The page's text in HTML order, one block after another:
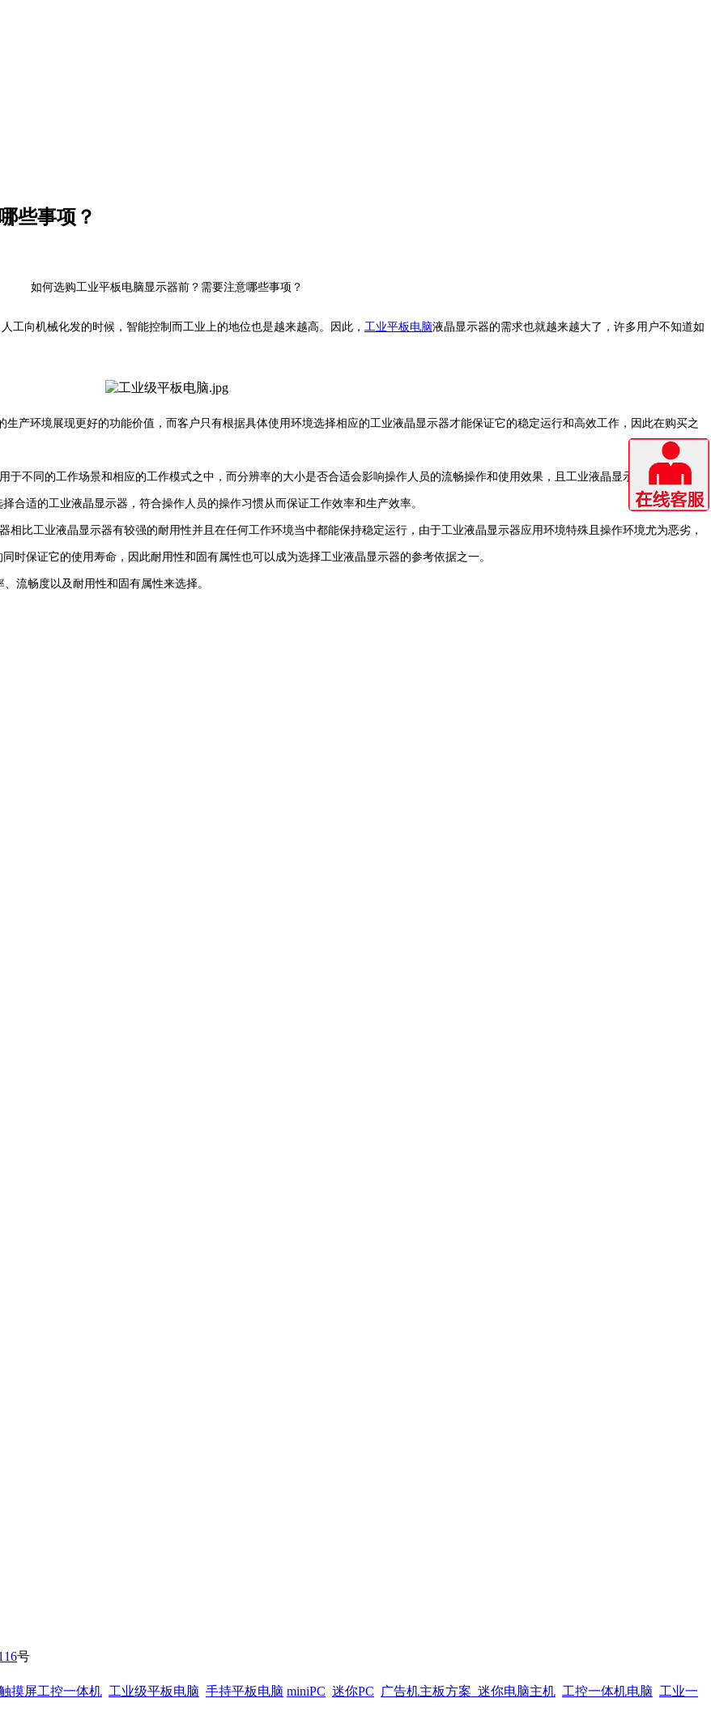
些事项？
如何选购工业平板电脑显示器前？需要注意哪些事项？
向机械化发的时候，智能控制而工业上的地位也是越来越高。因此， 工业平板电脑液晶显示器的需求也就越来越大了，许多用户不知道如
产环境展现更好的功能价值，而客户只有根据具体使用环境选择相应的工业液晶显示器才能保证它的稳定运行和高效工作，因此在购买之
不同的工作场景和相应的工作模式之中，而分辨率的大小是否合适会影响操作人员的流畅操作和使用效果，且工业液晶显示器属于智能硬
合适的工业液晶显示器，符合操作人员的操作习惯从而保证工作效率和生产效率。
比工业液晶显示器有较强的耐用性并且在任何工作环境当中都能保持稳定运行，由于工业液晶显示器应用环境特殊且操作环境尤为恶劣，
时保证它的使用寿命，因此耐用性和固有属性也可以成为选择工业液晶显示器的参考依据之一。
流畅度以及耐用性和固有属性来选择。
号
摸屏工控一体机 工业级平板电脑 手持平板电脑 miniPC 迷你PC 广告机主板方案 迷你电脑主机 工控一体机电脑 工业一